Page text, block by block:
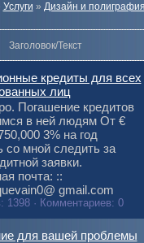
Услуги » Дизайн и
Заголовок/Текст
кредиты для всех
лиц
Погашение кредитов
в ней людям От €
3% на год
со мной следить за
заявки.
почта: ::
gmail.com
1398 · Комментариев: 0
для вашей проблемы